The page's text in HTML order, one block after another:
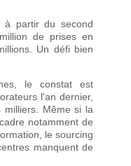
à partir du second
de prises en
Un défi bien
le constat est
l'an dernier,
Même si la
notamment de
le sourcing
manquent de